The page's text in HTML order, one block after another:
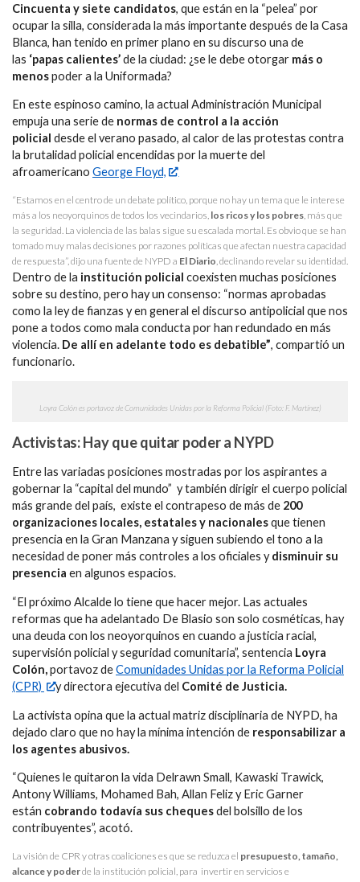
Cincuenta y siete candidatos, que están en la “pelea” por
ocupar la silla, considerada la más importante después de la Casa
Blanca, han tenido en primer plano en su discurso una de
las ‘papas calientes’de la ciudad: ¿se le debe otorgar más o
menospoder a la Uniformada?
En este espinoso camino, la actual Administración Municipal
empuja una serie de normas de control a la acción
policial desde el verano pasado, al calor de las protestas contra
la brutalidad policial encendidas por la muerte del
afroamericano George Floyd,
“Estamos en el centro de un debate político, porque no hay un tema que le interese
más a los neoyorquinos de todos los vecindarios, los ricos y los pobres , más que
la seguridad. La violencia de las balas sigue su escalada mortal. Es obvio que se han
tomado muy malas decisiones por razones políticas que afectan nuestra capacidad
de respuesta”, dijo una fuente de NYPD a El Diario , declinando revelar su identidad.
Dentro de la institución policial coexisten muchas posiciones
sobre su destino, pero hay un consenso: “normas aprobadas
como la ley de fianzas y en general el discurso antipolicial que nos
pone a todos como mala conducta por han redundado en más
violencia. De allí en adelante todo es debatible”, compartió un
funcionario.
Loyra Colón es portavoz de Comunidades Unidas por la Reforma Policial (Foto: F. Martínez)
Activistas: Hay que quitar poder a NYPD
Entre las variadas posiciones mostradas por los aspirantes a
gobernar la “capital del mundo” y también dirigir el cuerpo policial
más grande del país, existe el contrapeso de más de 200
organizaciones locales, estatales y nacionalesque tienen
presencia en la Gran Manzana y siguen subiendo el tono a la
necesidad de poner más controles a los oficiales ydisminuir su
presencia en algunos espacios.
“El próximo Alcalde lo tiene que hacer mejor. Las actuales
reformas que ha adelantado De Blasio son solo cosméticas, hay
una deuda con los neoyorquinos en cuando a justicia racial,
supervisión policial y seguridad comunitaria”, sentencia Loyra
Colón,portavoz deComunidades Unidas por la Reforma Policial
(CPR)
y directora ejecutiva del Comité de Justicia.
La activista opina que la actual matriz disciplinaria de NYPD, ha
dejado claro que no hay la mínima intención de responsabilizar a
los agentes abusivos.
“Quienes le quitaron la vida Delrawn Small, Kawaski Trawick,
Antony Williams, Mohamed Bah, Allan Feliz y Eric Garner
están cobrando todavía sus chequesdel bolsillo de los
contribuyentes”, acotó.
La visión de CPR y otras coaliciones es que se reduzca el presupuesto, tamaño,
alcance y poderde la institución policial, para invertir en servicios e